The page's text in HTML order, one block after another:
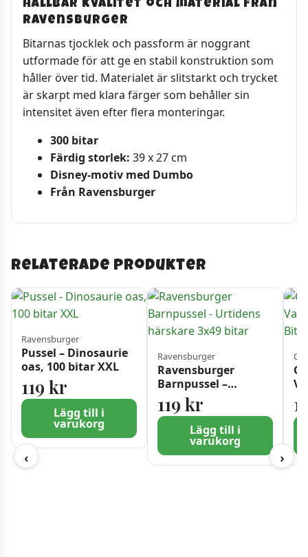
Hållbar kvalitet och material från
Ravensburger
Bitarnas tjocklek och passform är noggrant
utformade för att ge en stabil konstruktion som
håller över tid. Materialet är slitstarkt och trycket
är skarpt med klara färger som behåller sin
intensitet även efter flera monteringar.
300 bitar
Färdig storlek: 39 x 27 cm
Disney-motiv med Dumbo
Från Ravensburger
Relaterade produkter
‹
Ravensburger
Pussel – Dinosaurie
oas, 100 bitar XXL
119 kr
Lägg till i
varukorg
Ravensburger
Ravensburger
Barnpussel –
Urtidens härskare
3×49 bitar
119 kr
Lägg till i
varukorg
›